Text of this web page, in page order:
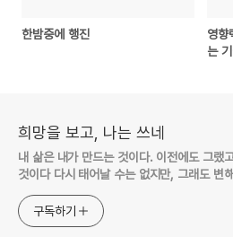
한밤중에 행진
영향
는
희망을 보고, 나는 쓰네
내 삶은 내가 만드는 것이다. 이전에도 그랬
것이다 다시 태어날 수는 없지만, 그래도 변
구독하기